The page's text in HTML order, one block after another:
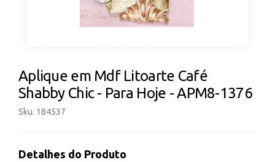
Aplique em Mdf Litoarte Café
Shabby Chic - Para Hoje - APM8-1376
Sku. 184537
Detalhes do Produto